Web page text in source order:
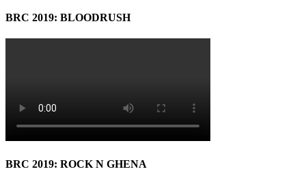
BRC 2019: BLOODRUSH
BRC 2019: ROCK N GHENA